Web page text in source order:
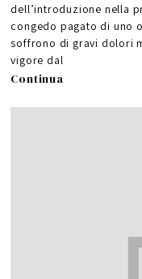
dell’introduzione nella
congedo pagato di uno
soffrono di gravi dolori
vigore dal
Continua